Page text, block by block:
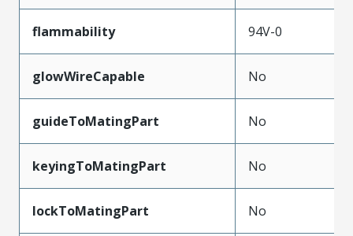
flammability 94V-0
glowWireCapable No
guideToMatingPart No
keyingToMatingPart No
lockToMatingPart No